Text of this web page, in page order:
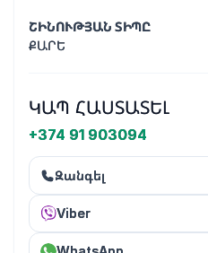
ՇԻՆՈՒԹՅԱՆ ՏԻՊԸ
ՔԱՐԵ
ԿԱՊ ՀԱՍՏԱՏԵԼ
+374 91 903094
Զանգել
Viber